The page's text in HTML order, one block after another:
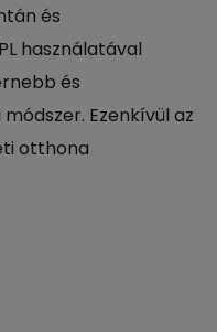
és
használatával
és
Ezenkívül az
otthona